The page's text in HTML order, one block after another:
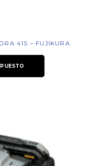
41S – FUJIKURA